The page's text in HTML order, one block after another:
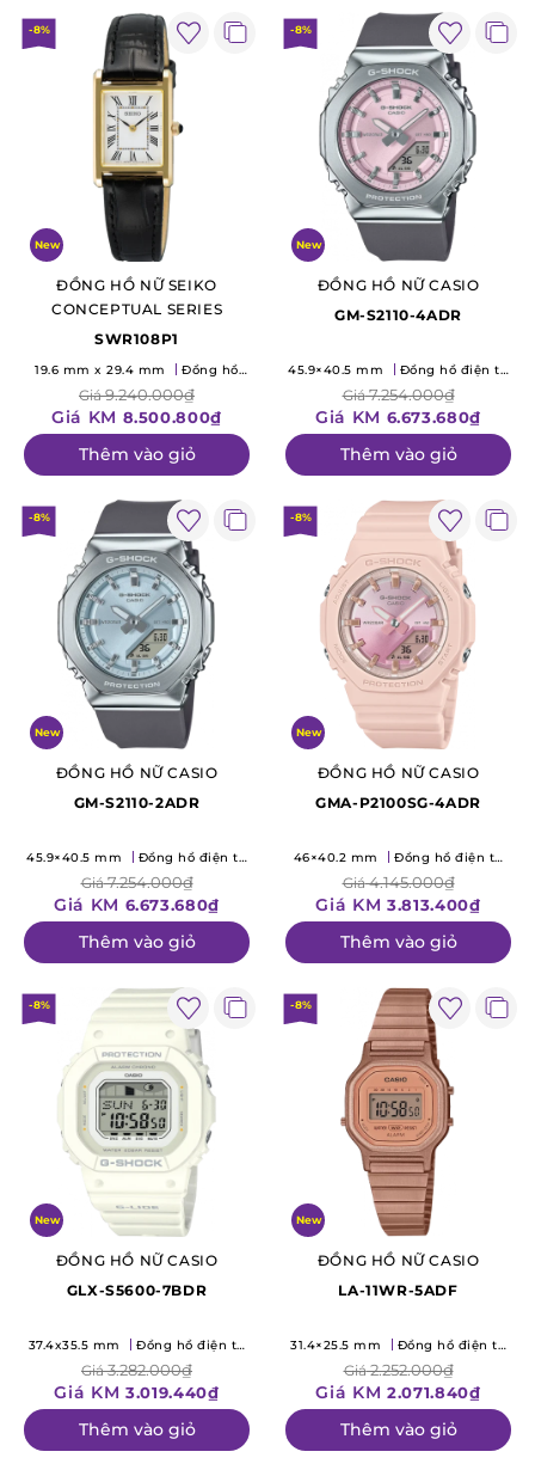
-8%
New
ĐỒNG HỒ NỮ SEIKO
CONCEPTUAL SERIES
SWR108P1
19.6 mm x 29.4 mm
Đồng hồ
Giá9.240.000₫
Giá KM 8.500.800₫
Thêm vào giỏ
-8%
New
ĐỒNG HỒ NỮ CASIO
GM-S2110-4ADR
45.9×40.5 mm
Đồng hồ điện tử
Giá7.254.000₫
Giá KM 6.673.680₫
Thêm vào giỏ
-8%
New
ĐỒNG HỒ NỮ CASIO
GM-S2110-2ADR
45.9×40.5 mm
Đồng hồ điện tử
Giá7.254.000₫
Giá KM 6.673.680₫
Thêm vào giỏ
-8%
New
ĐỒNG HỒ NỮ CASIO
GMA-P2100SG-4ADR
46×40.2 mm
Đồng hồ điện tử
Giá4.145.000₫
Giá KM 3.813.400₫
Thêm vào giỏ
-8%
New
ĐỒNG HỒ NỮ CASIO
GLX-S5600-7BDR
37.4x35.5 mm
Đồng hồ điện tử
Giá3.282.000₫
Giá KM 3.019.440₫
Thêm vào giỏ
-8%
New
ĐỒNG HỒ NỮ CASIO
LA-11WR-5ADF
31.4×25.5 mm
Đồng hồ điện tử
Giá2.252.000₫
Giá KM 2.071.840₫
Thêm vào giỏ